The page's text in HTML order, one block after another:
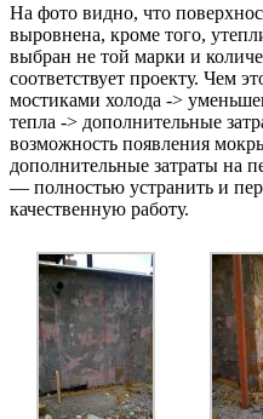
На фото видно, что
выровнена, кроме того,
выбран не той марки и
соответствует проекту. Чем
мостиками холода ->
тепла -> дополнительные
возможность появления
дополнительные затраты на
— полностью устранить и
качественную работу.